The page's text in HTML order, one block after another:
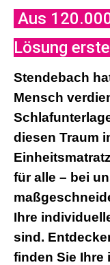
Aus
Lösung
Stendebach
Mensch
diesen Traum
für alle – bei
Ihre
sind.
finden Sie